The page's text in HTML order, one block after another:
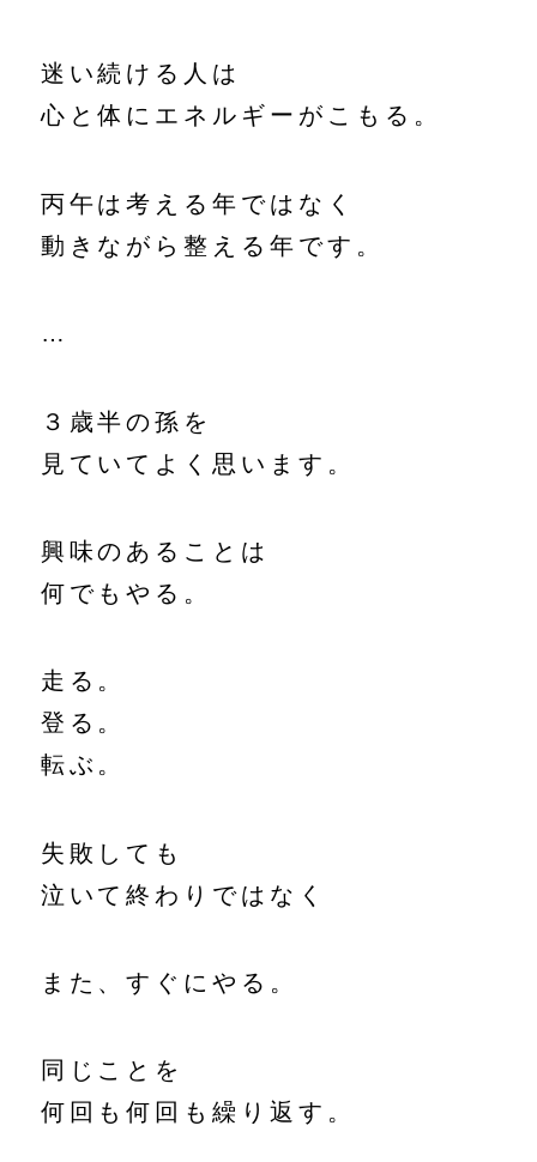
迷い続ける人は
心と体にエネルギーがこもる。
丙午は考える年ではなく
動きながら整える年です。
…
３歳半の孫を
見ていてよく思います。
興味のあることは
何でもやる。
走る。
登る。
転ぶ。
失敗しても
泣いて終わりではなく
また、すぐにやる。
同じことを
何回も何回も繰り返す。